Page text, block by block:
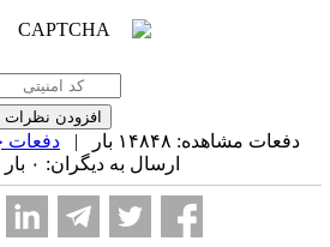
دفعات مشاهده: ۱۴۸۴۸ بار | دفعات چاپ:
ارسال به دیگران: ۰ بار |